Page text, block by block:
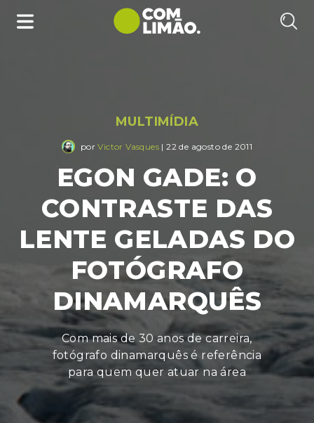
MULTIMÍDIA
porVictor Vasques | 22 de agosto de 2011
EGON GADE: O
CONTRASTE DAS
LENTE GELADAS DO
FOTÓGRAFO
DINAMARQUÊS
Com mais de 30 anos de carreira,
fotógrafo dinamarquês é referência
para quem quer atuar na área